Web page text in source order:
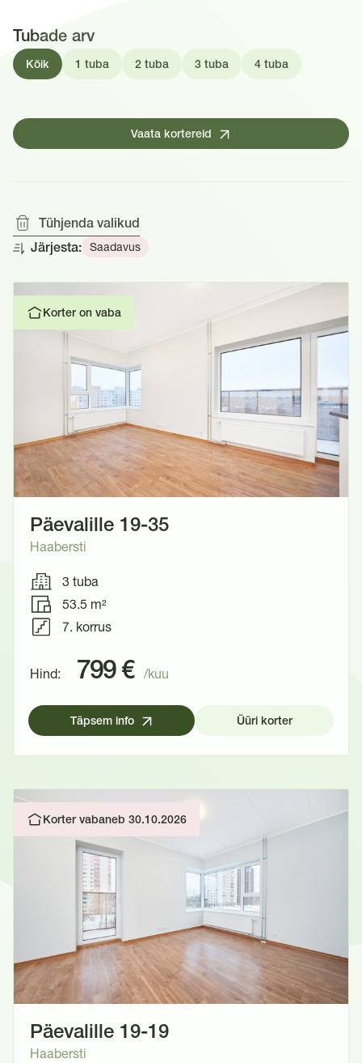
Tubade arv
Kõik 1 tuba 2 tuba 3 tuba 4 tuba
Vaata kortereid
Tühjenda valikud
Järjesta: Saadavus
Korter on vaba
Päevalille 19-35
Haabersti
3 tuba
53.5 m²
7. korrus
Hind: 799 € /kuu
Täpsem info Üüri korter
Korter vabaneb 30.10.2026
Päevalille 19-19
Haabersti